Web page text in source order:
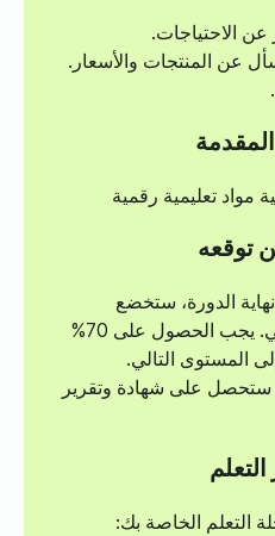
عن الاحتياجات.
عن المنتجات والأسعار.
المقدمة
مواد تعليمية رقمية
توقعه
الدورة، ستخضع
لامتحان كتابي وشفهي. يجب الحصول على 70%
المستوى التالي.
ستحصل على شهادة وتقرير
التعلم الخاصة بك: